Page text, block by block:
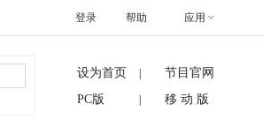
帮助 应用
登录
设为首页
节目官网
PC版
移 动 版